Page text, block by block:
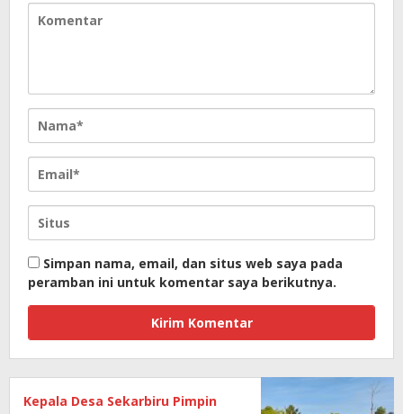
Simpan nama, email, dan situs web saya pada
peramban ini untuk komentar saya berikutnya.
Kepala Desa Sekarbiru Pimpin